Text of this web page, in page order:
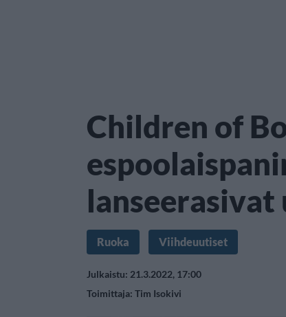
Children of
lanseerasivat
Ruoka Viihdeuutiset
Julkaistu: 21.3.2022, 17:00
Toimittaja: Tim Isokivi